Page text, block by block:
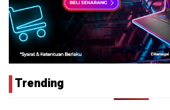
Trending